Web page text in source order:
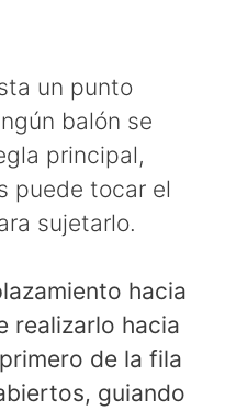
un punto
balón se
principal,
puede tocar el
sujetarlo.
hacia
realizarlo hacia
de la fila
guiando